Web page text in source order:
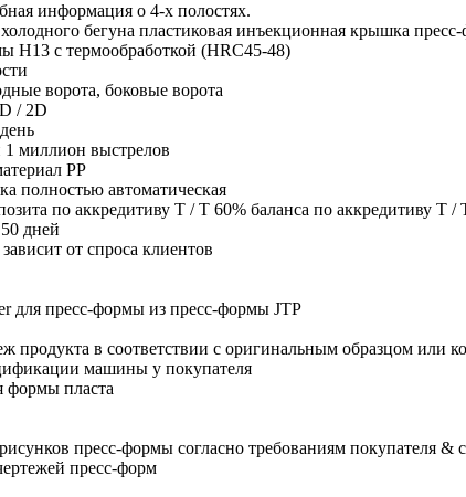
информация о 4-х полостях.
бегуна пластиковая инъекционная крышка
H13 с термообработкой (HRC45-48)
ворота, боковые ворота
/ 2D
1 миллион выстрелов
PP
полностью автоматическая
по аккредитиву T / T 60% баланса по аккредитиву T /
дней
от спроса клиентов
для пресс-формы из пресс-формы JTP
продукта в соответствии с оригинальным образцом или
машины у покупателя
пласта
пресс-формы согласно требованиям покупателя
пресс-форм